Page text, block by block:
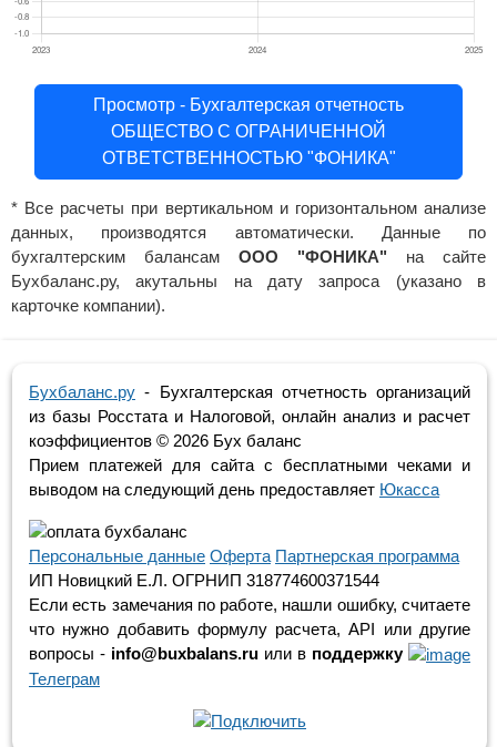
Просмотр - Бухгалтерская отчетность
ОБЩЕСТВО С ОГРАНИЧЕННОЙ
ОТВЕТСТВЕННОСТЬЮ "ФОНИКА"
* Все расчеты при вертикальном и горизонтальном анализе
данных, производятся автоматически. Данные по
бухгалтерским балансам ООО "ФОНИКА" на сайте
Бухбаланс.ру, акутальны на дату запроса (указано в
карточке компании).
Бухбаланс.ру - Бухгалтерская отчетность организаций
из базы Росстата и Налоговой, онлайн анализ и расчет
коэффициентов © 2026 Бух баланс
Прием платежей для сайта с бесплатными чеками и
выводом на следующий день предоставляет Юкасса
Персональные данные Оферта Партнерская программа
ИП Новицкий Е.Л. ОГРНИП 318774600371544
Если есть замечания по работе, нашли ошибку, считаете
что нужно добавить формулу расчета, API или другие
вопросы - info@buxbalans.ru или в поддержку
Телеграм